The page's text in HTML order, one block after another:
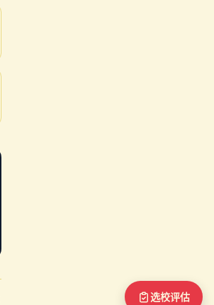
选校评估